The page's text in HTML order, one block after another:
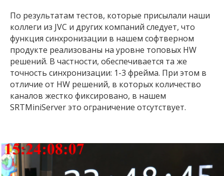
По результатам тестов, которые присылали наши
коллеги из JVC и других компаний следует, что
функция синхронизации в нашем софтверном
продукте реализованы на уровне топовых HW
решений. В частности, обеспечивается та же
точность синхронизации: 1-3 фрейма. При этом в
отличие от HW решений, в которых количество
каналов жестко фиксировано, в нашем
SRTMiniServer это ограничение отсутствует.